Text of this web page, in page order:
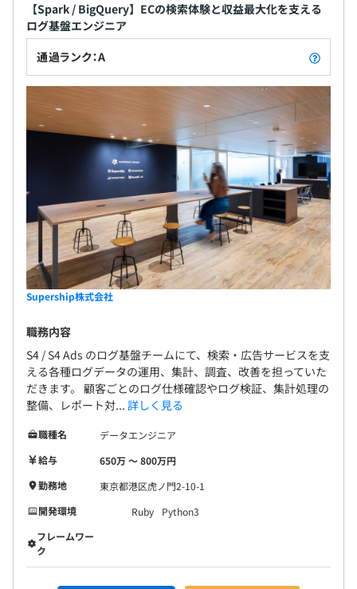
【Spark / BigQuery】ECの検索体験と収益最大化を支える
ログ基盤エンジニア
通過ランク：A
Supership株式会社
職務内容
S4 / S4 Ads のログ基盤チームにて、検索・広告サービスを支
える各種ログデータの運用、集計、調査、改善を担っていた
だきます。 顧客ごとのログ仕様確認やログ検証、集計処理の
整備、レポート対... 詳しく見る
職種名
データエンジニア
給与
650万 〜 800万円
勤務地
東京都港区虎ノ門2-10-1
開発環境
Ruby
Python3
フレームワー
ク